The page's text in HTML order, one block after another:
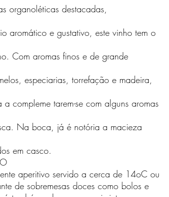
organoléticas destacadas,
aromático e gustativo, este vinho tem o
Com aromas finos e de grande
especiarias, torrefação e madeira,
compleme tarem-se com alguns aromas
Na boca, já é notória a macieza
em casco.
aperitivo servido a cerca de 14oC ou
de sobremesas doces como bolos e